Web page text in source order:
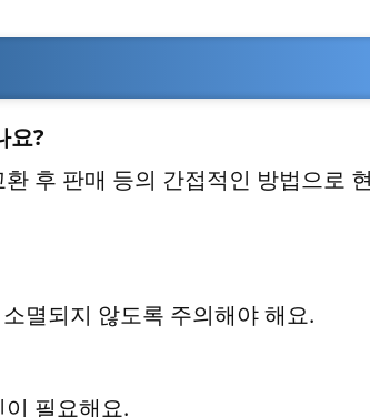
요?
후 판매 등의 간접적인 방법으로
멸되지 않도록 주의해야 해요.
필요해요.